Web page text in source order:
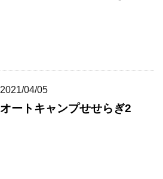
2021/04/05
オートキャンプせせらぎ2